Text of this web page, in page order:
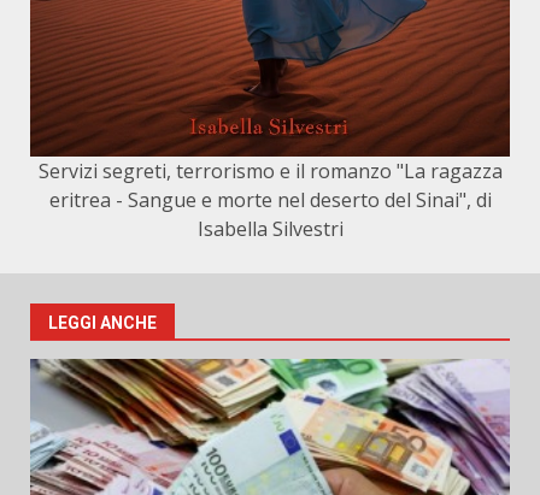
Servizi segreti, terrorismo e il romanzo "La ragazza
eritrea - Sangue e morte nel deserto del Sinai", di
Isabella Silvestri
LEGGI ANCHE